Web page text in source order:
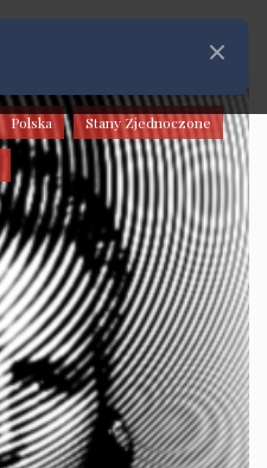
Polska Stany Zjednoczone
Zamknij